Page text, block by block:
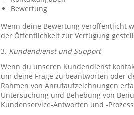
Bewertung
Wenn deine Bewertung veröffentlicht
der Öffentlichkeit zur Verfügung
3. Kundendienst und Support
Wenn du unseren Kundendienst
um deine Frage zu beantworten oder
Rahmen von Anrufaufzeichnungen
Untersuchung und Behebung von
Kundenservice-Antworten und -